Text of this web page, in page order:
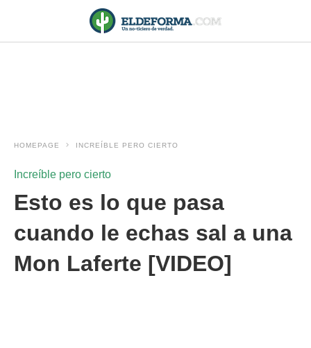
HOMEPAGE INCREÍBLE PERO CIERTO
Increíble pero cierto
Esto es lo que pasa
cuando le echas sal a una
Mon Laferte [VIDEO]